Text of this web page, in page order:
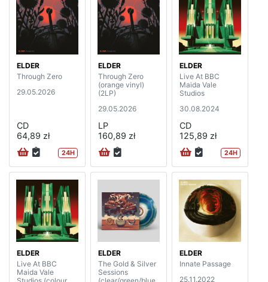
ELDER
Through Zero
29.05.2026
CD
64,89 zł
24H
ELDER
Through Zero
(orange vinyl)
(2LP)
29.05.2026
LP
160,89 zł
ELDER
Live At BBC
Maida Vale
Studios
30.08.2024
CD
125,89 zł
24H
ELDER
Live At BBC
Maida Vale
ELDER
The Gold & Silver
Sessions
ELDER
Innate Passage
25.11.2022